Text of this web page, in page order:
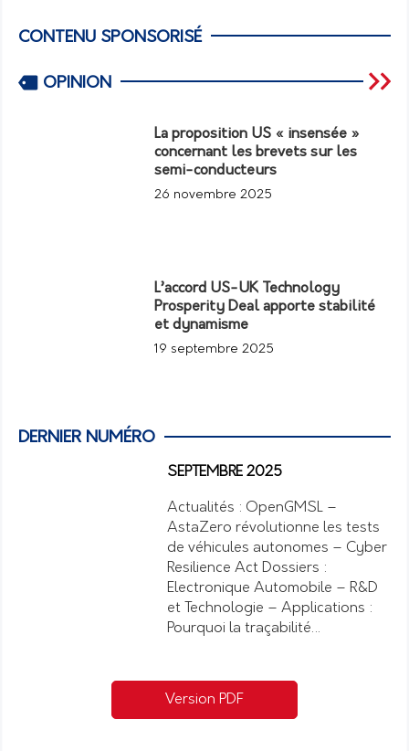
CONTENU SPONSORISÉ
OPINION
La proposition US « insensée »
concernant les brevets sur les
semi-conducteurs
26 novembre 2025
L’accord US-UK Technology
Prosperity Deal apporte stabilité
et dynamisme
19 septembre 2025
DERNIER NUMÉRO
SEPTEMBRE 2025
Actualités : OpenGMSL –
AstaZero révolutionne les tests
de véhicules autonomes – Cyber
Resilience Act Dossiers :
Electronique Automobile – R&D
et Technologie – Applications :
Pourquoi la traçabilité…
Version PDF